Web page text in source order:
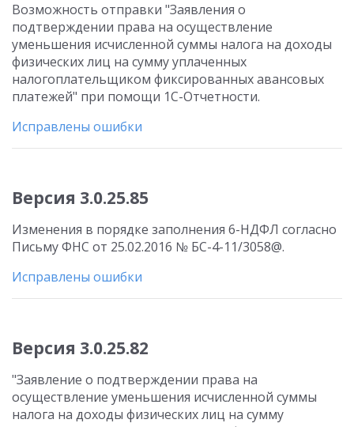
Возможность отправки "Заявления о
подтверждении права на осуществление
уменьшения исчисленной суммы налога на доходы
физических лиц на сумму уплаченных
налогоплательщиком фиксированных авансовых
платежей" при помощи 1С-Отчетности.
Исправлены ошибки
Версия 3.0.25.85
Изменения в порядке заполнения 6-НДФЛ согласно
Письму ФНС от 25.02.2016 № БС-4-11/3058@.
Исправлены ошибки
Версия 3.0.25.82
"Заявление о подтверждении права на
осуществление уменьшения исчисленной суммы
налога на доходы физических лиц на сумму